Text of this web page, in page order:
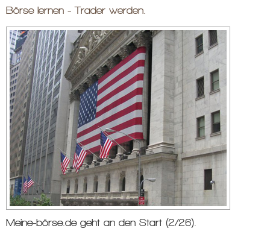
Börse lernen - Trader werden.
Meine-börse.de geht an den Start (2/26).